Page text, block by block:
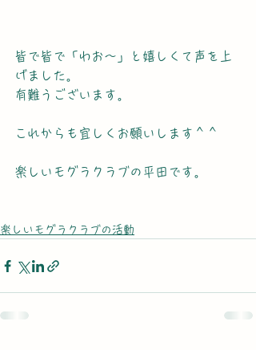
皆で皆で「わお～」と嬉しくて声を上
げました。
有難うございます。
これからも宜しくお願いします＾＾
楽しいモグラクラブの平田です。
楽しいモグラクラブの活動